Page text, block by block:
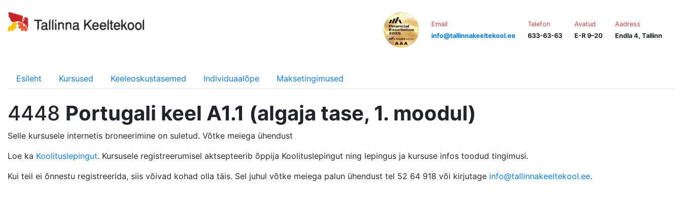
Email
info@tallinnakeeltekool.ee
Telefon
633-63-63
Avatud
E-R 9–20
Aadress
Endla 4, Tallinn
Esileht Kursused Keeleoskustasemed Individuaalõpe Maksetingimused
4448 Portugali keel A1.1 (algaja tase, 1. moodul)
Selle kursusele internetis broneerimine on suletud. Võtke meiega ühendust
Loe ka Koolituslepingut. Kursusele registreerumisel aktsepteerib õppija Koolituslepingut ning lepingus ja kursuse infos toodud tingimusi.
Kui teil ei õnnestu registreerida, siis võivad kohad olla täis. Sel juhul võtke meiega palun ühendust tel 52 64 918 või kirjutage info@tallinnakeeltekool.ee.